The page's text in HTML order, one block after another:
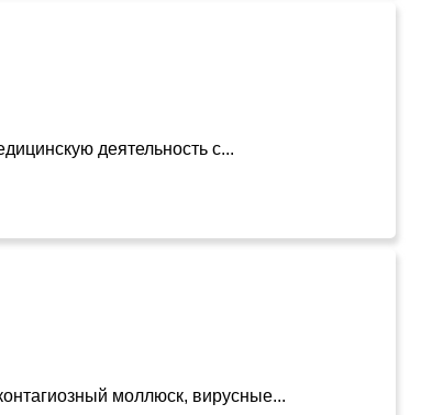
деятельность с...
моллюск, вирусные...